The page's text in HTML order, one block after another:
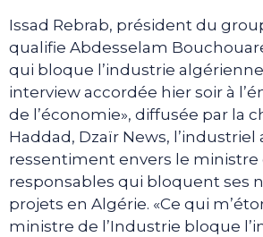
Issad Rebrab, président du
qualifie Abdesselam
qui bloque l’industrie
interview accordée hier soir à
de l’économie», diffusée par la
Haddad, Dzaïr News, l’industriel
ressentiment envers le ministre
responsables qui bloquent ses
projets en Algérie. «Ce qui
ministre de l’Industrie bloque